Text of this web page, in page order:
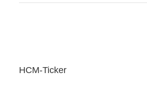
HCM-Ticker